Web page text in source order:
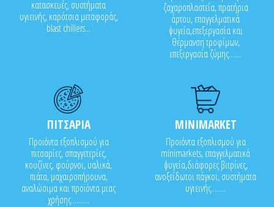
κατασκευές, συστήματα
υγιεινής, καρότσια μεταφοράς,
blast chillers...
ζαχαροπλαστεία, πρατήρια
άρτου, επαγγελματικά
ψυγεία,επεξεργασία και
θέρμανση τροφίμων,
επεξεργασία ζύμης.......
ΠΙΤΣΑΡΙΑ
Προϊόντα εξοπλισμού για
πιτσαρίες, σπαγγετερίες,
κουζίνες, φούρνοι, υαλικά,
πιάτα, μαχαιροπήρουνα,
αναλώσιμα και προϊόντα μιας
χρήσης..........
MINIMARKET
Προϊόντα εξοπλισμού για
minimarkets, επαγγελματικά
ψυγεία,διάφορες βιτρίνες,
ανοξείδωτοι πάγκοι, συστήματα
υγιεινής........